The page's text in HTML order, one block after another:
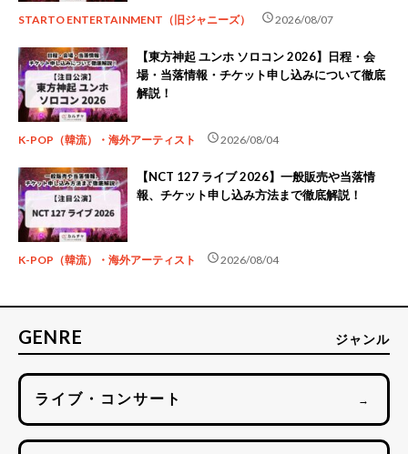
STARTO ENTERTAINMENT（旧ジャニーズ） schedule2026/08/07
【東方神起 ユンホ ソロコン 2026】日程・会
場・当落情報・チケット申し込みについて徹底
解説！
K-POP（韓流）・海外アーティスト schedule2026/08/04
【NCT 127 ライブ 2026】一般販売や当落情
報、チケット申し込み方法まで徹底解説！
K-POP（韓流）・海外アーティスト schedule2026/08/04
GENRE ジャンル
ライブ・コンサート →